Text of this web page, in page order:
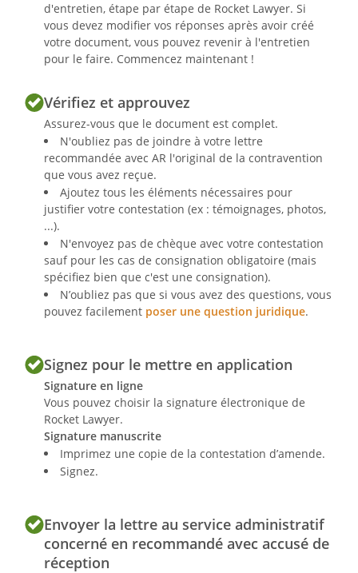
d'entretien, étape par étape de Rocket Lawyer. Si
vous devez modifier vos réponses après avoir créé
votre document, vous pouvez revenir à l'entretien
pour le faire. Commencez maintenant !
Vérifiez et approuvez
Assurez-vous que le document est complet.
N'oubliez pas de joindre à votre lettre
recommandée avec AR l'original de la contravention
que vous avez reçue.
Ajoutez tous les éléments nécessaires pour
justifier votre contestation (ex : témoignages, photos,
...).
N'envoyez pas de chèque avec votre contestation
sauf pour les cas de consignation obligatoire (mais
spécifiez bien que c'est une consignation).
N’oubliez pas que si vous avez des questions, vous
pouvez facilement poser une question juridique.
Signez pour le mettre en application
Signature en ligne
Vous pouvez choisir la signature électronique de
Rocket Lawyer.
Signature manuscrite
Imprimez une copie de la contestation d’amende.
Signez.
Envoyer la lettre au service administratif
concerné en recommandé avec accusé de
réception